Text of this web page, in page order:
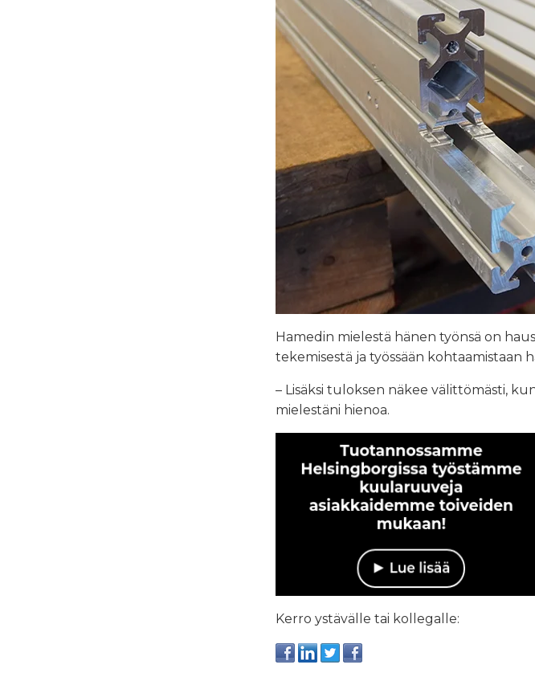
Hamedin mielestä hänen työnsä on
tekemisestä ja työssään kohtaamistaan
– Lisäksi tuloksen näkee välittömästi,
mielestäni hienoa.
Kerro ystävälle tai kollegalle: